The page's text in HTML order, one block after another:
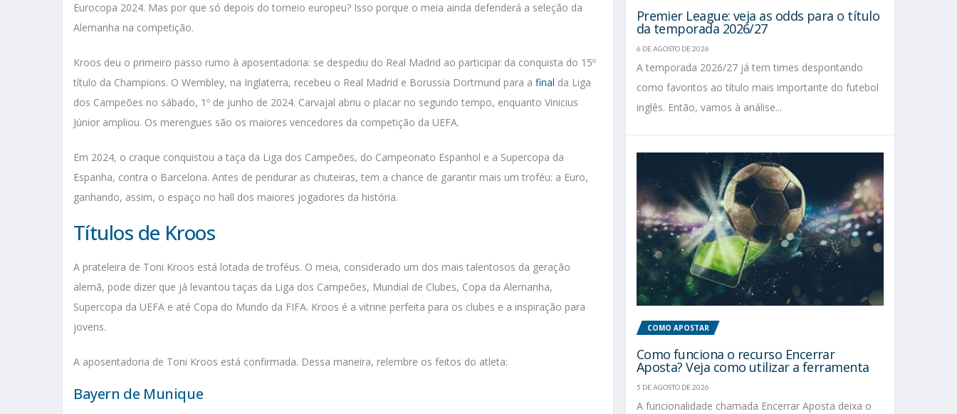
Eurocopa 2024. Mas por que só depois do torneio europeu? Isso porque o meia ainda defenderá a seleção da
Alemanha na competição.
Kroos deu o primeiro passo rumo à aposentadoria: se despediu do Real Madrid ao participar da conquista do 15º
título da Champions. O Wembley, na Inglaterra, recebeu o Real Madrid e Borussia Dortmund para a final da Liga
dos Campeões no sábado, 1º de junho de 2024. Carvajal abriu o placar no segundo tempo, enquanto Vinicius
Júnior ampliou. Os merengues são os maiores vencedores da competição da UEFA.
Em 2024, o craque conquistou a taça da Liga dos Campeões, do Campeonato Espanhol e a Supercopa da
Espanha, contra o Barcelona. Antes de pendurar as chuteiras, tem a chance de garantir mais um troféu: a Euro,
ganhando, assim, o espaço no hall dos maiores jogadores da história.
Títulos de Kroos
A prateleira de Toni Kroos está lotada de troféus. O meia, considerado um dos mais talentosos da geração
alemã, pode dizer que já levantou taças da Liga dos Campeões, Mundial de Clubes, Copa da Alemanha,
Supercopa da UEFA e até Copa do Mundo da FIFA. Kroos é a vitrine perfeita para os clubes e a inspiração para
jovens.
A aposentadoria de Toni Kroos está confirmada. Dessa maneira, relembre os feitos do atleta:
Bayern de Munique
Premier League: veja as odds para o título
da temporada 2026/27
6 DE AGOSTO DE 2026
A temporada 2026/27 já tem times despontando
como favoritos ao título mais importante do futebol
inglês. Então, vamos à análise...
COMO APOSTAR
Como funciona o recurso Encerrar
Aposta? Veja como utilizar a ferramenta
5 DE AGOSTO DE 2026
A funcionalidade chamada Encerrar Aposta deixa o